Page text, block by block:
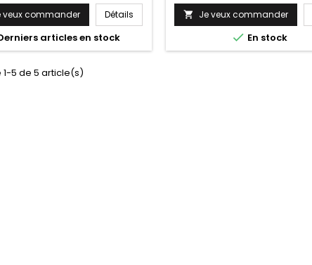
veux commander Détails
articles en stock
 Je veux commander
 En stock
5 de 5 article(s)